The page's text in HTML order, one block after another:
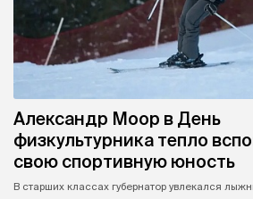
Александр Моор в День
физкультурника тепло
свою спортивную юность
В старших классах губернатор увлекался